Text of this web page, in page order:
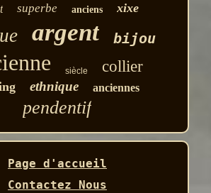
superbe anciens xixe
argent bijou
siècle collier
ethnique anciennes
pendentif
Page d'accueil
Contactez Nous